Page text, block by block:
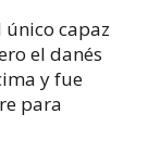
único capaz
el danés
y fue
para